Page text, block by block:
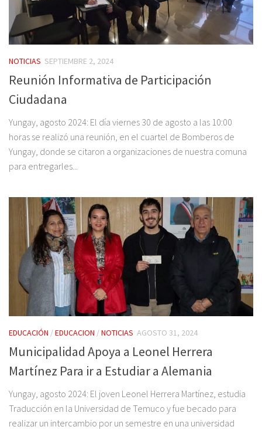
NOTICIAS SEPTIEMBRE 2, 2024
Reunión Informativa de Participación
Ciudadana
Yungay, agosto 2024: El día viernes 30 de agosto a las 10:00
horas se realizó una reunión, en el cuartel de Bomberos de
Yungay, donde se citaron a organizaciones de nuestra comuna
para entregarles...
EDUCACIÓN /EDUCACION /NOTICIAS AGOSTO 31, 2024
Municipalidad Apoya a Leonel Herrera
Martínez Para ir a Estudiar a Alemania
Yungay, agosto 2024: El joven Leonel Herrera Martínez, estudia
Traducción en la Universidad de Temuco y fue becado para
realizar un intercambio por un semestre en una universidad